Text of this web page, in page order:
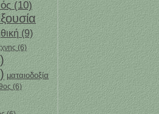
(10)
(9)
(6)
ματαιοδοξία
(6)